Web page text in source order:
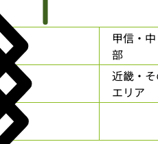
甲信・中
部
近畿・
エリア